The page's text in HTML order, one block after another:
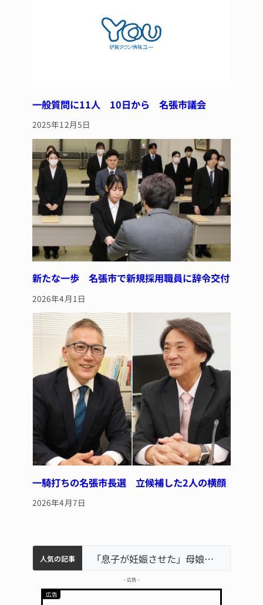
k
一般質問に11人 10日から 名張市議会
2025年12月5日
新たな一歩 名張市で新規採用職員に辞令交付
2026年4月1日
一騎打ちの名張市長選 立候補した2人の横顔
2026年4月7日
人気の記事
名張市水道料金47％値上げへ 答申案、審議会で大筋まとまる
中学校の陶壁モニュメント 地元建設会社がボランティアで清掃 伊賀名張市立病院のDMAT、熊本地震の被災地へ 能登以来3回目の派遣 「息子が妊娠させた」母娘だまされ400万円詐欺被害 名張
– 広告 –